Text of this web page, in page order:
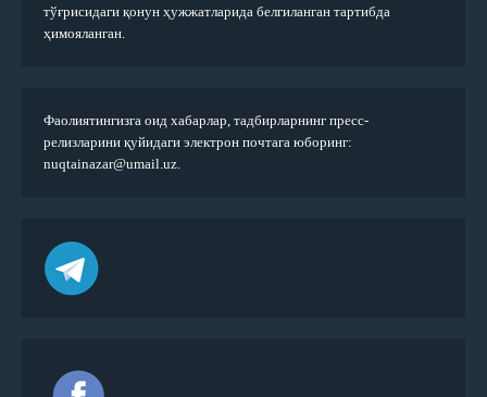
тўғрисидаги қонун ҳужжатларида белгиланган тартибда
ҳимояланган.
Фаолиятингизга оид хабарлар, тадбирларнинг пресс-
релизларини қуйидаги электрон почтага юборинг:
nuqtainazar@umail.uz.